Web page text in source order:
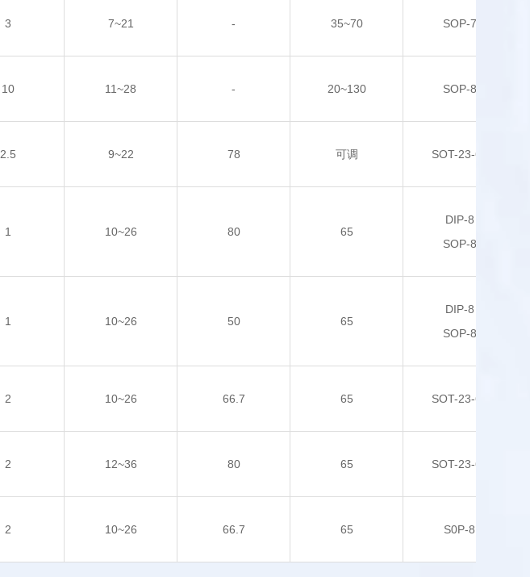
3 7~21 - 35~70 SOP-7
10 11~28 - 20~130 SOP-8
2.5 9~22 78 可调 SOT-23-6L
1 10~26 80 65
DIP-8
SOP-8
1 10~26 50 65
DIP-8
SOP-8
2 10~26 66.7 65 SOT-23-6L
2 12~36 80 65 SOT-23-6L
2 10~26 66.7 65 S0P-8